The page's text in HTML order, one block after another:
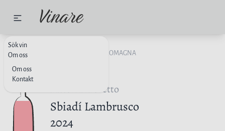
Sök vin
Om oss
Om oss
Kontakt
ROSÉVIN EMILIA-ROMAGNA
Fattoria Moretto
Sbiadí Lambrusco
2024